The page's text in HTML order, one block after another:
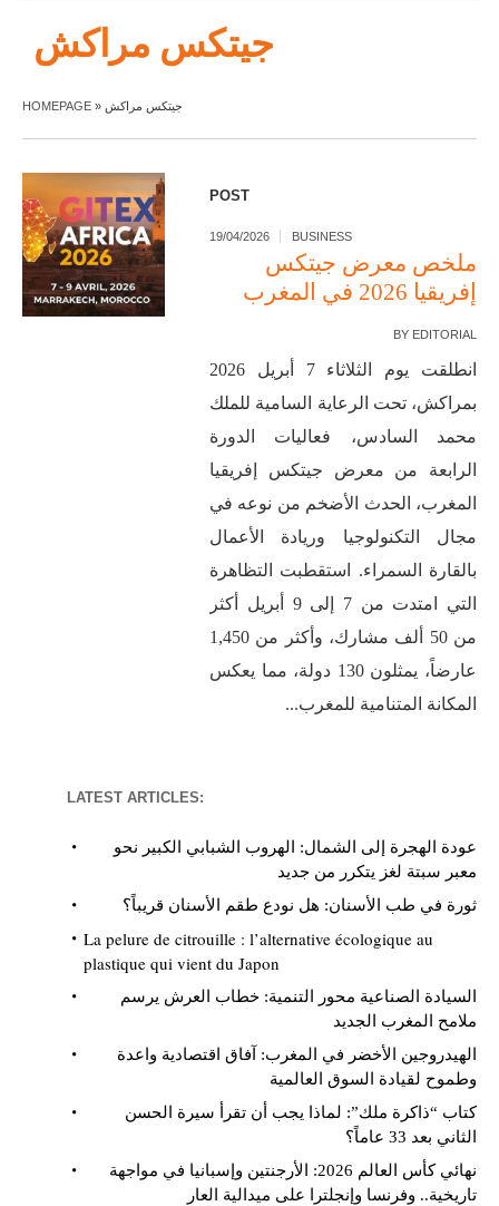
جيتكس مراكش
HOMEPAGE » جيتكس مراكش
POST
19/04/2026 BUSINESS
ملخص معرض جيتكس
إفريقيا 2026 في المغرب
BY EDITORIAL
انطلقت يوم الثلاثاء 7 أبريل 2026
بمراكش، تحت الرعاية السامية للملك
محمد السادس، فعاليات الدورة
الرابعة من معرض جيتكس إفريقيا
المغرب، الحدث الأضخم من نوعه في
مجال التكنولوجيا وريادة الأعمال
بالقارة السمراء. استقطبت التظاهرة
التي امتدت من 7 إلى 9 أبريل أكثر
من 50 ألف مشارك، وأكثر من 1,450
عارضاً، يمثلون 130 دولة، مما يعكس
المكانة المتنامية للمغرب...
LATEST ARTICLES:
عودة الهجرة إلى الشمال: الهروب الشبابي الكبير نحو
معبر سبتة لغز يتكرر من جديد
ثورة في طب الأسنان: هل نودع طقم الأسنان قريباً؟
La pelure de citrouille : l’alternative écologique au
plastique qui vient du Japon
السيادة الصناعية محور التنمية: خطاب العرش يرسم
ملامح المغرب الجديد
الهيدروجين الأخضر في المغرب: آفاق اقتصادية واعدة
وطموح لقيادة السوق العالمية
كتاب “ذاكرة ملك”: لماذا يجب أن تقرأ سيرة الحسن
الثاني بعد 33 عاماً؟
نهائي كأس العالم 2026: الأرجنتين وإسبانيا في مواجهة
تاريخية.. وفرنسا وإنجلترا على ميدالية العار